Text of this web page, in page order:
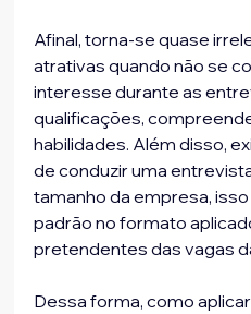
Afinal, torna-se quase
atrativas quando não se
interesse durante as
qualificações,
habilidades. Além disso,
de conduzir uma
tamanho da empresa,
padrão no formato
pretendentes das vagas
Dessa forma, como